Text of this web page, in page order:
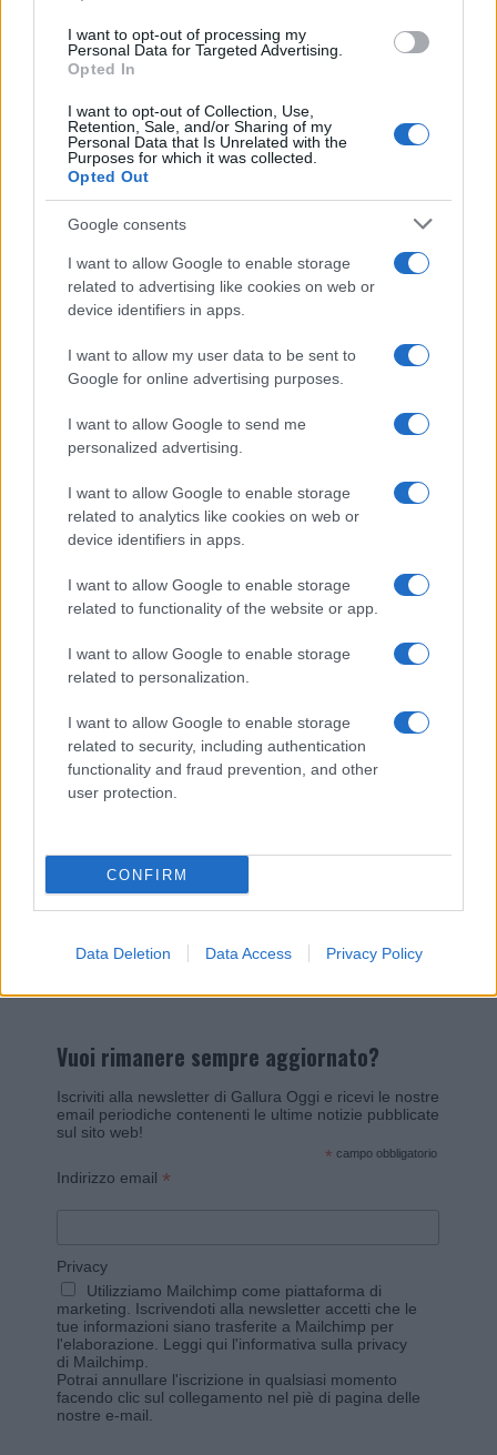
I want to opt-out of processing my
Personal Data for Targeted Advertising.
Opted In
I want to opt-out of Collection, Use,
Retention, Sale, and/or Sharing of my
Personal Data that Is Unrelated with the
Purposes for which it was collected.
Opted Out
Google consents
I want to allow Google to enable storage
related to advertising like cookies on web or
device identifiers in apps.
I want to allow my user data to be sent to
Google for online advertising purposes.
I want to allow Google to send me
personalized advertising.
I want to allow Google to enable storage
related to analytics like cookies on web or
device identifiers in apps.
I want to allow Google to enable storage
related to functionality of the website or app.
I want to allow Google to enable storage
related to personalization.
I want to allow Google to enable storage
related to security, including authentication
functionality and fraud prevention, and other
user protection.
CONFIRM
Data Deletion Data Access Privacy Policy
NECROLOGIE
Mario Malu
I nostri cari
I nostri cari
I nostri cari
Giovannimaria Cabras
Invia un Comunicato Stampa|Pubblicità|Segnala
Vuoi rimanere sempre aggiornato?
Iscriviti alla newsletter di Gallura Oggi e ricevi le nostre
email periodiche contenenti le ultime notizie pubblicate
sul sito web!
* campo obbligatorio
Indirizzo email *
Privacy
Utilizziamo Mailchimp come piattaforma di
marketing. Iscrivendoti alla newsletter accetti che le
tue informazioni siano trasferite a Mailchimp per
l'elaborazione. Leggi qui l'informativa sulla privacy
di Mailchimp
Potrai annullare l'iscrizione in qualsiasi momento
facendo clic sul collegamento nel piè di pagina delle
nostre e-mail.